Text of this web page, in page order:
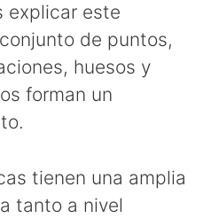
explicar este
de puntos,
huesos y
forman un
tienen una amplia
tanto a nivel